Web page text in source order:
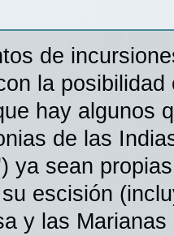
de
la
hay algunos
de las
ya sean
escisión
y las